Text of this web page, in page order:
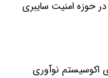
در حوزه امنیت سایبری
اکوسیستم نوآوری